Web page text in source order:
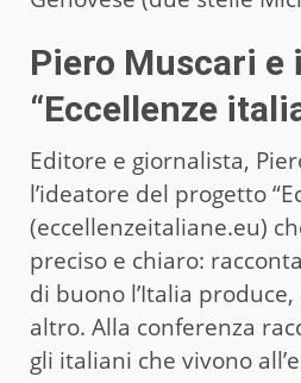
Piero Muscari e
“Eccellenze
Editore e giornalista,
l’ideatore del progetto
(eccellenzeitaliane.eu)
preciso e chiaro:
di buono l’Italia
altro. Alla conferenza
gli italiani che vivono